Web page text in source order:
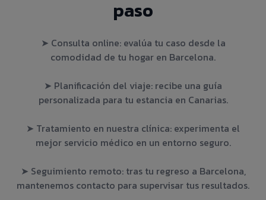
paso
➤ Consulta online: evalúa tu caso desde la
comodidad de tu hogar en Barcelona.
➤ Planificación del viaje: recibe una guía
personalizada para tu estancia en Canarias.
➤ Tratamiento en nuestra clínica: experimenta el
mejor servicio médico en un entorno seguro.
➤ Seguimiento remoto: tras tu regreso a Barcelona,
mantenemos contacto para supervisar tus resultados.